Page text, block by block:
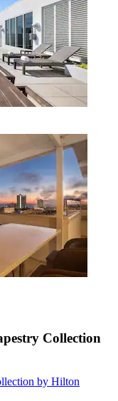
Collection
by Hilton